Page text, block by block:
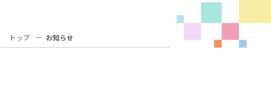
トップ お知らせ